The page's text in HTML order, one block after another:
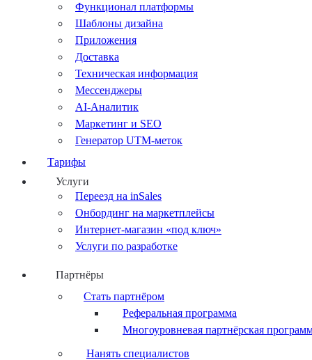
Функционал платформы
Шаблоны дизайна
Приложения
Доставка
Техническая информация
Мессенджеры
AI-Аналитик
Маркетинг и SEO
Генератор UTM-меток
Тарифы
Услуги
Переезд на inSales
Онбординг на маркетплейсы
Интернет-магазин «под ключ»
Услуги по разработке
Партнёры
Стать партнёром
Реферальная программа
Многоуровневая партнёрская
Нанять специалистов